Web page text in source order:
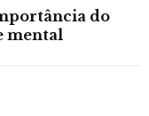
do
mental